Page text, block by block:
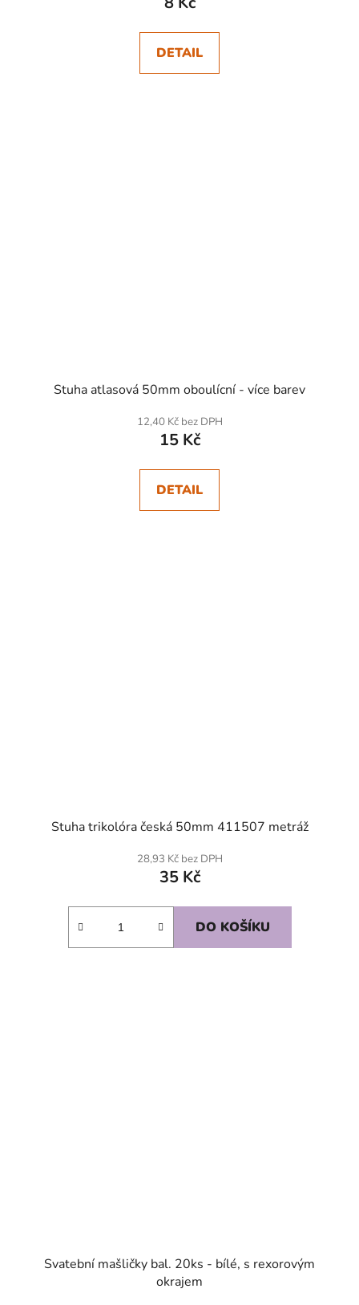
DETAIL
Stuha atlasová 50mm oboulícní - více barev
12,40 Kč bez DPH
15 Kč
DETAIL
Stuha trikolóra česká 50mm 411507 metráž
28,93 Kč bez DPH
35 Kč
DO KOŠÍKU
Svatební mašličky bal. 20ks - bílé, s rexorovým
okrajem